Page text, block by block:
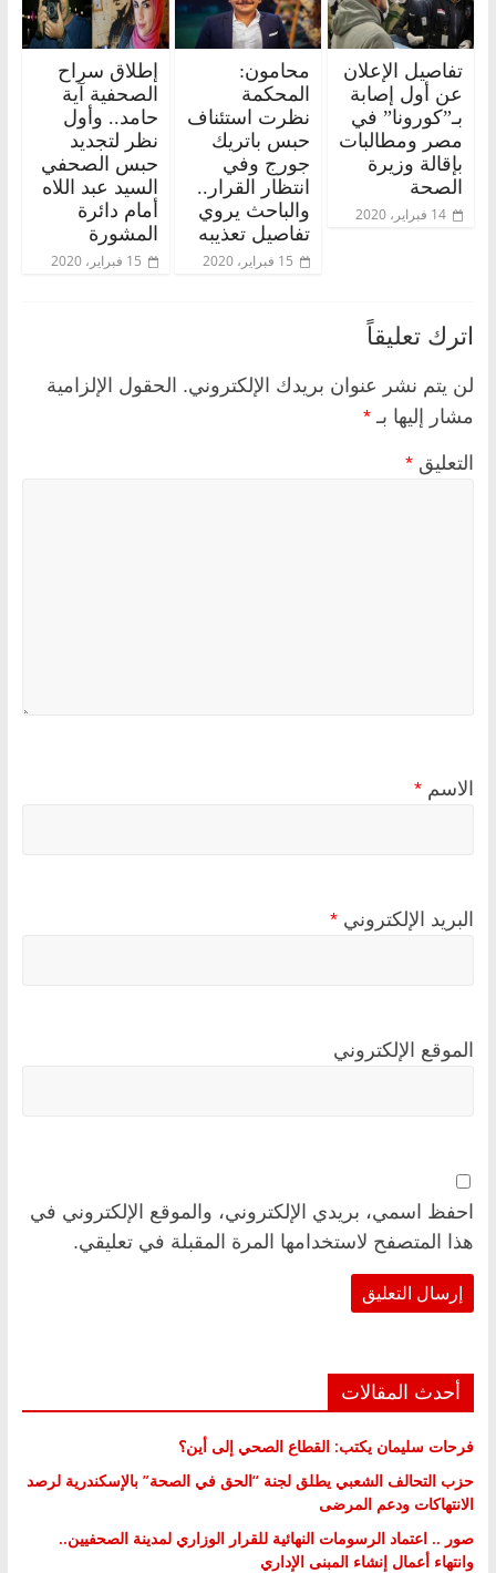
تفاصيل الإعلان
عن أول إصابة
بـ”كورونا” في
مصر ومطالبات
بإقالة وزيرة
الصحة
14 فبراير، 2020
محامون:
المحكمة
نظرت استئناف
حبس باتريك
جورج وفي
انتظار القرار..
والباحث يروي
تفاصيل تعذيبه
15 فبراير، 2020
إطلاق سراح
الصحفية آية
حامد.. وأول
نظر لتجديد
حبس الصحفي
السيد عبد اللاه
أمام دائرة
المشورة
15 فبراير، 2020
اترك تعليقاً
لن يتم نشر عنوان بريدك الإلكتروني. الحقول الإلزامية
مشار إليها بـ *
التعليق *
الاسم *
البريد الإلكتروني *
الموقع الإلكتروني
احفظ اسمي، بريدي الإلكتروني، والموقع الإلكتروني في
هذا المتصفح لاستخدامها المرة المقبلة في تعليقي.
أحدث المقالات
فرحات سليمان يكتب: القطاع الصحي إلى أين؟
حزب التحالف الشعبي يطلق لجنة “الحق في الصحة” بالإسكندرية لرصد
الانتهاكات ودعم المرضى
صور .. اعتماد الرسومات النهائية للقرار الوزاري لمدينة الصحفيين..
وانتهاء أعمال إنشاء المبنى الإداري